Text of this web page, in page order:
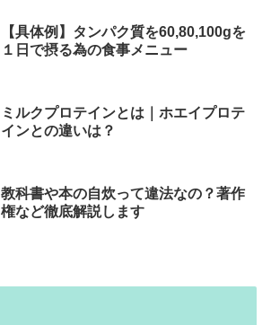
【具体例】タンパク質を60,80,100gを
１日で摂る為の食事メニュー
ミルクプロテインとは｜ホエイプロテ
インとの違いは？
教科書や本の自炊って違法なの？著作
権など徹底解説します